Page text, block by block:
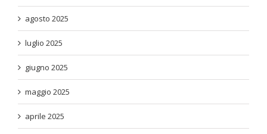
agosto 2025
luglio 2025
giugno 2025
maggio 2025
aprile 2025